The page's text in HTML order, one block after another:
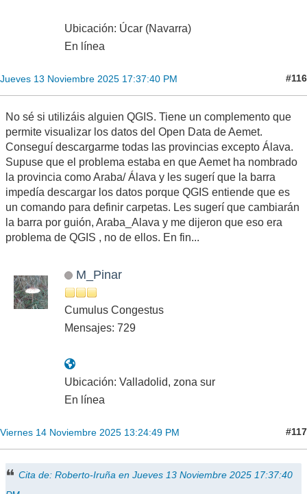
Ubicación: Úcar (Navarra)
En línea
Jueves 13 Noviembre 2025 17:37:40 PM #116
No sé si utilizáis alguien QGIS. Tiene un complemento que
permite visualizar los datos del Open Data de Aemet.
Conseguí descargarme todas las provincias excepto Álava.
Supuse que el problema estaba en que Aemet ha nombrado
la provincia como Araba/ Álava y les sugerí que la barra
impedía descargar los datos porque QGIS entiende que es
un comando para definir carpetas. Les sugerí que cambiarán
la barra por guión, Araba_Alava y me dijeron que eso era
problema de QGIS , no de ellos. En fin...
M_Pinar
Cumulus Congestus
Mensajes: 729
Ubicación: Valladolid, zona sur
En línea
Viernes 14 Noviembre 2025 13:24:49 PM #117
Cita de: Roberto-Iruña en Jueves 13 Noviembre 2025 17:37:40